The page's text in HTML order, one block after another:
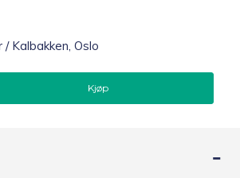
Kalbakken, Oslo
Kjøp